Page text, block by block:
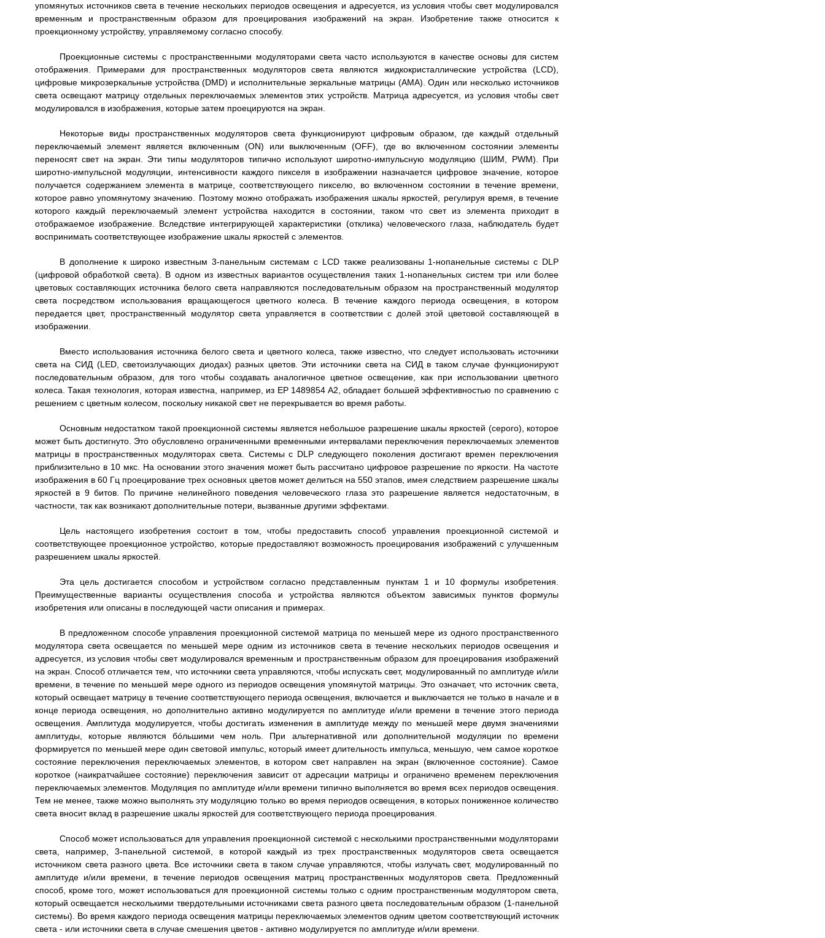
упомянутых источников света в течение нескольких периодов освещения и адресуется, из условия чтобы свет модулировался
временным и пространственным образом для проецирования изображений на экран. Изобретение также относится к
проекционному устройству, управляемому согласно способу.
Проекционные системы с пространственными модуляторами света часто используются в качестве основы для систем
отображения. Примерами для пространственных модуляторов света являются жидкокристаллические устройства (LCD),
цифровые микрозеркальные устройства (DMD) и исполнительные зеркальные матрицы (AMA). Один или несколько источников
света освещают матрицу отдельных переключаемых элементов этих устройств. Матрица адресуется, из условия чтобы свет
модулировался в изображения, которые затем проецируются на экран.
Некоторые виды пространственных модуляторов света функционируют цифровым образом, где каждый отдельный
переключаемый элемент является включенным (ON) или выключенным (OFF), где во включенном состоянии элементы
переносят свет на экран. Эти типы модуляторов типично используют широтно-импульсную модуляцию (ШИМ, PWM). При
широтно-импульсной модуляции, интенсивности каждого пикселя в изображении назначается цифровое значение, которое
получается содержанием элемента в матрице, соответствующего пикселю, во включенном состоянии в течение времени,
которое равно упомянутому значению. Поэтому можно отображать изображения шкалы яркостей, регулируя время, в течение
которого каждый переключаемый элемент устройства находится в состоянии, таком что свет из элемента приходит в
отображаемое изображение. Вследствие интегрирующей характеристики (отклика) человеческого глаза, наблюдатель будет
воспринимать соответствующее изображение шкалы яркостей с элементов.
В дополнение к широко известным 3-панельным системам с LCD также реализованы 1-нопанельные системы с DLP
(цифровой обработкой света). В одном из известных вариантов осуществления таких 1-нопанельных систем три или более
цветовых составляющих источника белого света направляются последовательным образом на пространственный модулятор
света посредством использования вращающегося цветного колеса. В течение каждого периода освещения, в котором
передается цвет, пространственный модулятор света управляется в соответствии с долей этой цветовой составляющей в
изображении.
Вместо использования источника белого света и цветного колеса, также известно, что следует использовать источники
света на СИД (LED, светоизлучающих диодах) разных цветов. Эти источники света на СИД в таком случае функционируют
последовательным образом, для того чтобы создавать аналогичное цветное освещение, как при использовании цветного
колеса. Такая технология, которая известна, например, из EP 1489854 A2, обладает большей эффективностью по сравнению с
решением с цветным колесом, поскольку никакой свет не перекрывается во время работы.
Основным недостатком такой проекционной системы является небольшое разрешение шкалы яркостей (серого), которое
может быть достигнуто. Это обусловлено ограниченными временными интервалами переключения переключаемых элементов
матрицы в пространственных модуляторах света. Системы с DLP следующего поколения достигают времен переключения
приблизительно в 10 мкс. На основании этого значения может быть рассчитано цифровое разрешение по яркости. На частоте
изображения в 60 Гц проецирование трех основных цветов может делиться на 550 этапов, имея следствием разрешение шкалы
яркостей в 9 битов. По причине нелинейного поведения человеческого глаза это разрешение является недостаточным, в
частности, так как возникают дополнительные потери, вызванные другими эффектами.
Цель настоящего изобретения состоит в том, чтобы предоставить способ управления проекционной системой и
соответствующее проекционное устройство, которые предоставляют возможность проецирования изображений с улучшенным
разрешением шкалы яркостей.
Эта цель достигается способом и устройством согласно представленным пунктам 1 и 10 формулы изобретения.
Преимущественные варианты осуществления способа и устройства являются объектом зависимых пунктов формулы
изобретения или описаны в последующей части описания и примерах.
В предложенном способе управления проекционной системой матрица по меньшей мере из одного пространственного
модулятора света освещается по меньшей мере одним из источников света в течение нескольких периодов освещения и
адресуется, из условия чтобы свет модулировался временным и пространственным образом для проецирования изображений
на экран. Способ отличается тем, что источники света управляются, чтобы испускать свет, модулированный по амплитуде и/или
времени, в течение по меньшей мере одного из периодов освещения упомянутой матрицы. Это означает, что источник света,
который освещает матрицу в течение соответствующего периода освещения, включается и выключается не только в начале и в
конце периода освещения, но дополнительно активно модулируется по амплитуде и/или времени в течение этого периода
освещения. Амплитуда модулируется, чтобы достигать изменения в амплитуде между по меньшей мере двумя значениями
амплитуды, которые являются бóльшими чем ноль. При альтернативной или дополнительной модуляции по времени
формируется по меньшей мере один световой импульс, который имеет длительность импульса, меньшую, чем самое короткое
состояние переключения переключаемых элементов, в котором свет направлен на экран (включенное состояние). Самое
короткое (наикратчайшее состояние) переключения зависит от адресации матрицы и ограничено временем переключения
переключаемых элементов. Модуляция по амплитуде и/или времени типично выполняется во время всех периодов освещения.
Тем не менее, также можно выполнять эту модуляцию только во время периодов освещения, в которых пониженное количество
света вносит вклад в разрешение шкалы яркостей для соответствующего периода проецирования.
Способ может использоваться для управления проекционной системой с несколькими пространственными модуляторами
света, например, 3-панельной системой, в которой каждый из трех пространственных модуляторов света освещается
источником света разного цвета. Все источники света в таком случае управляются, чтобы излучать свет, модулированный по
амплитуде и/или времени, в течение периодов освещения матриц пространственных модуляторов света. Предложенный
способ, кроме того, может использоваться для проекционной системы только с одним пространственным модулятором света,
который освещается несколькими твердотельными источниками света разного цвета последовательным образом (1-панельной
системы). Во время каждого периода освещения матрицы переключаемых элементов одним цветом соответствующий источник
света - или источники света в случае смешения цветов - активно модулируется по амплитуде и/или времени.